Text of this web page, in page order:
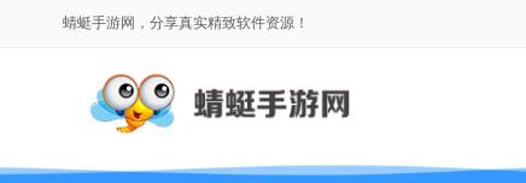
蜻蜓手游网，分享真实精致软件资源！